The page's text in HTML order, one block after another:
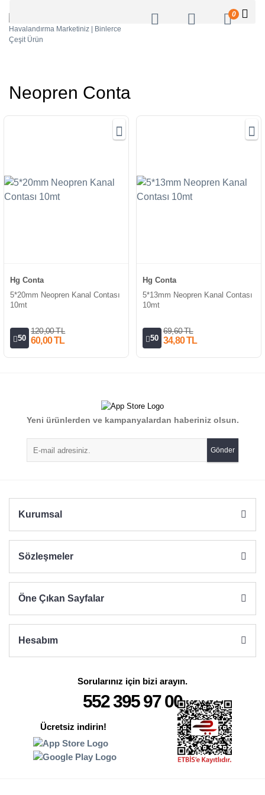
0
Neopren Conta
Hg Conta
5*20mm Neopren Kanal Contası
10mt
50
120,00 TL
60,00 TL
Hg Conta
5*13mm Neopren Kanal Contası
10mt
50
69,60 TL
34,80 TL
Yeni ürünlerden ve kampanyalardan haberiniz olsun.
Gönder
Kurumsal
Sözleşmeler
Öne Çıkan Sayfalar
Hesabım
Sorularınız için bizi arayın.
552 395 97 00
Ücretsiz indirin!